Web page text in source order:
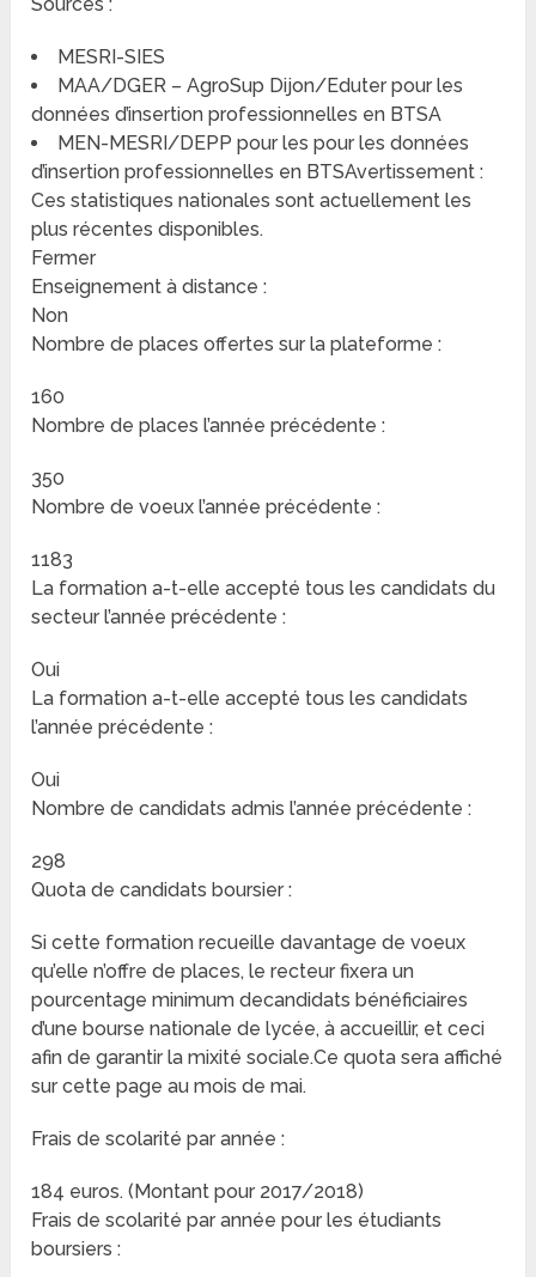
MESRI-SIES
MAA/DGER – AgroSup Dijon/Eduter pour les
données d’insertion professionnelles en BTSA
MEN-MESRI/DEPP pour les pour les données
d’insertion professionnelles en BTSAvertissement :
Ces statistiques nationales sont actuellement les
plus récentes disponibles.
Fermer
Enseignement à distance :
Non
Nombre de places offertes sur la plateforme :
160
Nombre de places l’année précédente :
350
Nombre de voeux l’année précédente :
1183
La formation a-t-elle accepté tous les candidats du
secteur l’année précédente :
Oui
La formation a-t-elle accepté tous les candidats
l’année précédente :
Oui
Nombre de candidats admis l’année précédente :
298
Quota de candidats boursier :
Si cette formation recueille davantage de voeux
qu’elle n’offre de places, le recteur fixera un
pourcentage minimum decandidats bénéficiaires
d’une bourse nationale de lycée, à accueillir, et ceci
afin de garantir la mixité sociale.Ce quota sera affiché
sur cette page au mois de mai.
Frais de scolarité par année :
184 euros. (Montant pour 2017/2018)
Frais de scolarité par année pour les étudiants
boursiers :